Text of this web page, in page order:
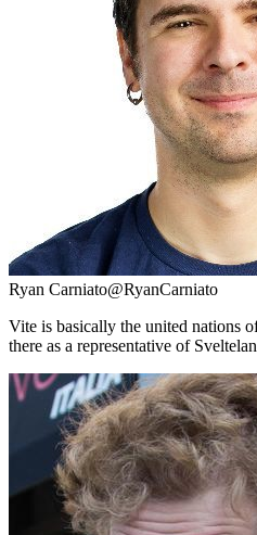
Ryan Carniato@RyanCarniato
Vite is basically the united nations
there as a representative of